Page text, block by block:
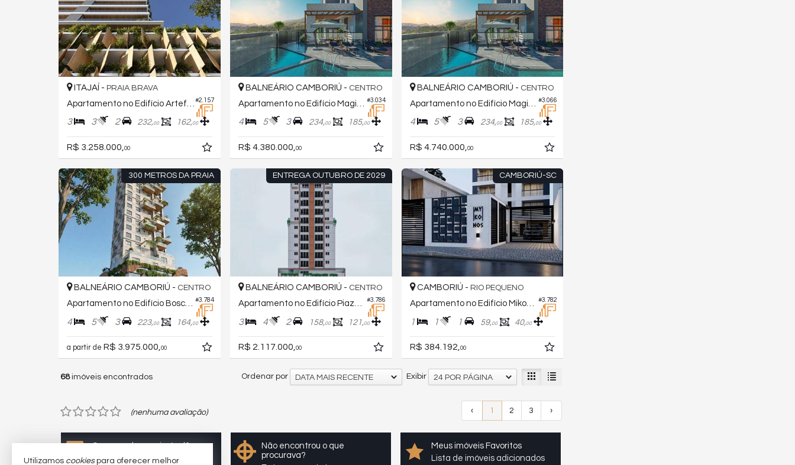
#2.157
ITAJAÍ - PRAIA BRAVA
3 3 2 232,00 162,00
R$ 3.258.000,00
#3.034
BALNEÁRIO CAMBORIÚ - CENTRO
4 5 3 234,00 185,00
R$ 4.380.000,00
#3.066
BALNEÁRIO CAMBORIÚ - CENTRO
4 5 3 234,00 185,00
R$ 4.740.000,00
300 METROS DA PRAIA
#3.784
BALNEÁRIO CAMBORIÚ - CENTRO
Apartamento no Edifício Bosco 3158
4 5 3 223,00 164,00
a partir de R$ 3.975.000,00
ENTREGA OUTUBRO DE 2029
#3.786
BALNEÁRIO CAMBORIÚ - CENTRO
Apartamento no Edifício Piazza Ferrara
3 4 2 158,00 121,00
R$ 2.117.000,00
CAMBORIÚ-SC
#3.782
CAMBORIÚ - RIO PEQUENO
Apartamento no Edifício Mikonos
1 1 1 59,00 40,00
R$ 384.192,00
68imóveis encontrados Exibir 24 POR PÁGINA
Ordenar por DATA MAIS RECENTE
‹ 1 2 3 ›
(nenhuma avaliação)
Quer vender seu imóvel?
Cadastre-se e anuncie
Não encontrou o que
procurava?
Meus imóveis Favoritos
Lista de imóveis adicionados
Utilizamos cookiespara oferecer melhor